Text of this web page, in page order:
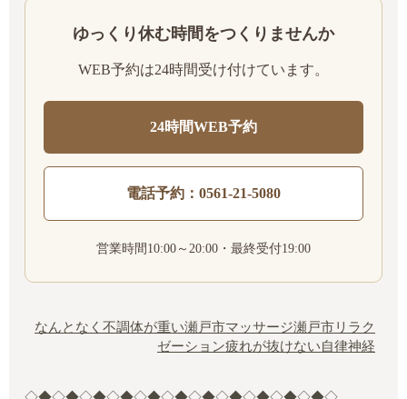
ゆっくり休む時間をつくりませんか
WEB予約は24時間受け付けています。
24時間WEB予約
電話予約：0561-21-5080
営業時間10:00～20:00・最終受付19:00
なんとなく不調体が重い瀬戸市マッサージ瀬戸市リラク
ゼーション疲れが抜けない自律神経